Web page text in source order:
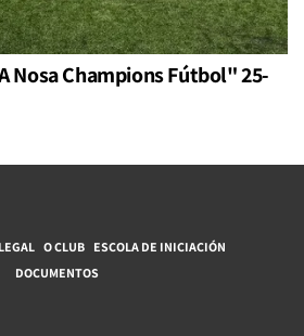
Nosa Champions Fútbol" 25-
O CLUB ESCOLA DE INICIACIÓN
DOCUMENTOS